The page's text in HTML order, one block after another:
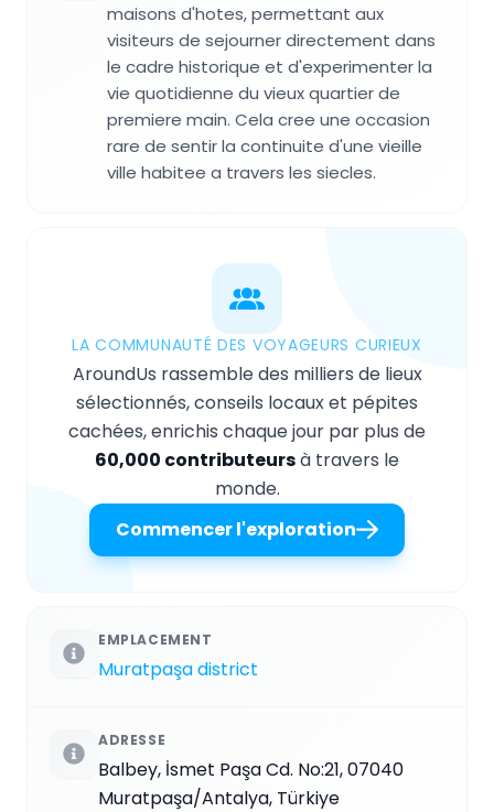
maisons d'hotes, permettant aux
visiteurs de sejourner directement dans
le cadre historique et d'experimenter la
vie quotidienne du vieux quartier de
premiere main. Cela cree une occasion
rare de sentir la continuite d'une vieille
ville habitee a travers les siecles.
LA COMMUNAUTÉ DES VOYAGEURS CURIEUX
AroundUs rassemble des milliers de lieux
sélectionnés, conseils locaux et pépites
cachées, enrichis chaque jour par plus de
60,000 contributeursà travers le
monde.
Commencer l'exploration
EMPLACEMENT
Muratpaşa district
ADRESSE
Balbey, İsmet Paşa Cd. No:21, 07040
Muratpaşa/Antalya, Türkiye